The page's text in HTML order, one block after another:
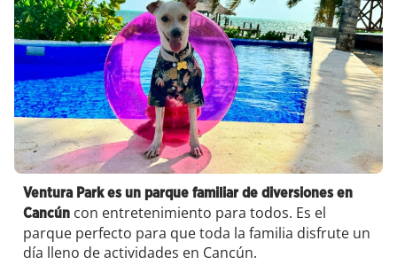
Ventura Park es un parque familiar de diversiones en
Cancún con entretenimiento para todos. Es el
parque perfecto para que toda la familia disfrute un
día lleno de actividades en Cancún.